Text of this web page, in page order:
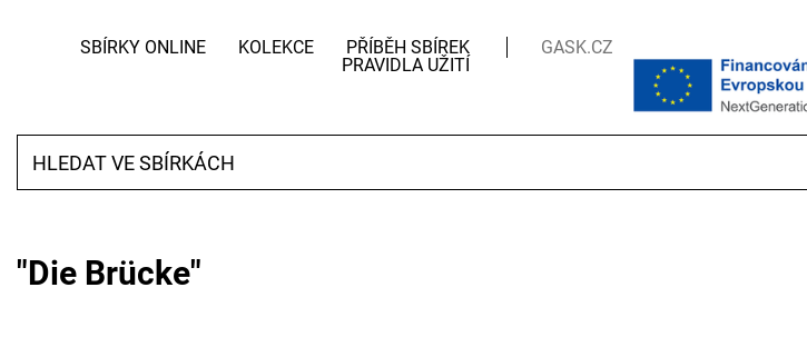
SBÍRKY ONLINE KOLEKCE
PŘÍBĚH SBÍREK
PRAVIDLA UŽITÍ
GASK.CZ
"Die Brücke"